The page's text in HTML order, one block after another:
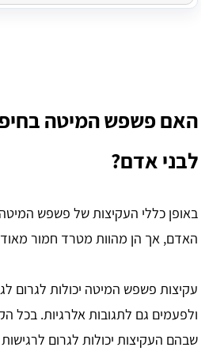
האם פשפש המיטה
לבני אדם?
באופן כללי העקיצות של פשפש המיטה
האדם, אך הן מהוות מטרד חמור
עקיצות פשפש המיטה יכולות לגרום
ולפעמים גם לתגובות אלרגיות. בכל
שבהם העקיצות יכולות לגרום